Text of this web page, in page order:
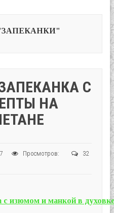
"ЗАПЕКАНКИ"
С
НА
Просмотров:
32